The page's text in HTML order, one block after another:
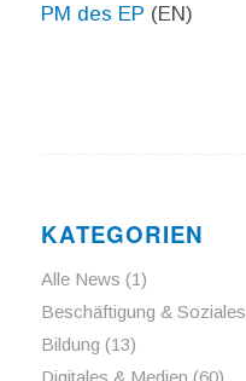
PM des EP (EN)
KATEGORIEN
Alle News (1)
Beschäftigung & Soziales
Bildung (13)
Digitales & Medien (60)